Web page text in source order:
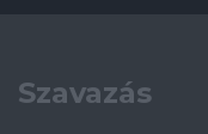
Szavazás